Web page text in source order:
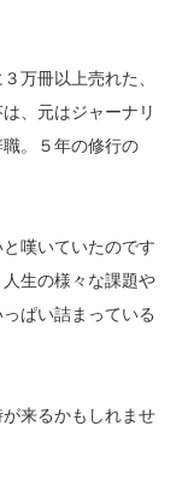
万冊以上売れた、
、元はジャーナリ
。５年の修行の
嘆いていたのです
生の様々な課題や
ぱい詰まっている
来るかもしれませ